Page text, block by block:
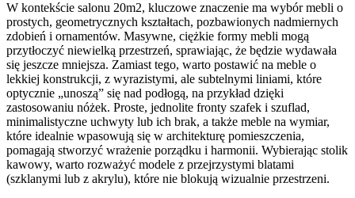
W kontekście salonu 20m2, kluczowe znaczenie ma wybór mebli o
prostych, geometrycznych kształtach, pozbawionych nadmiernych
zdobień i ornamentów. Masywne, ciężkie formy mebli mogą
przytłoczyć niewielką przestrzeń, sprawiając, że będzie wydawała
się jeszcze mniejsza. Zamiast tego, warto postawić na meble o
lekkiej konstrukcji, z wyrazistymi, ale subtelnymi liniami, które
optycznie „unoszą” się nad podłogą, na przykład dzięki
zastosowaniu nóżek. Proste, jednolite fronty szafek i szuflad,
minimalistyczne uchwyty lub ich brak, a także meble na wymiar,
które idealnie wpasowują się w architekturę pomieszczenia,
pomagają stworzyć wrażenie porządku i harmonii. Wybierając stolik
kawowy, warto rozważyć modele z przejrzystymi blatami
(szklanymi lub z akrylu), które nie blokują wizualnie przestrzeni.